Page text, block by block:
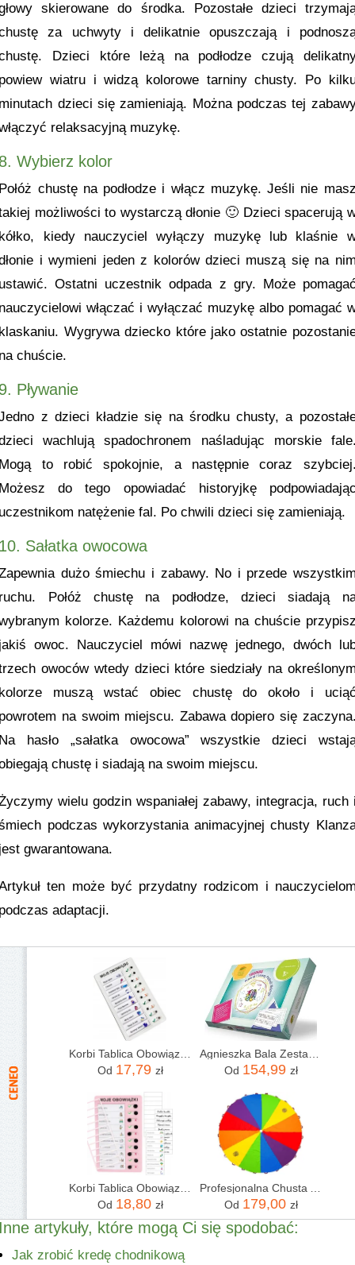
skierowane do środka. Pozostałe dzieci
za uchwyty i delikatnie opuszczają i
Dzieci które leżą na podłodze czują
wiatru i widzą kolorowe tarniny chusty. Po
dzieci się zamieniają. Można podczas tej
relaksacyjną muzykę.
Wybierz kolor
chustę na podłodze i włącz muzykę. Jeśli nie
możliwości to wystarczą dłonie 🙂 Dzieci spacerują
kiedy nauczyciel wyłączy muzykę lub klaśnie
i wymieni jeden z kolorów dzieci muszą się na
Ostatni uczestnik odpada z gry. Może
włączać i wyłączać muzykę albo pomagać
Wygrywa dziecko które jako ostatnie
chuście.
Pływanie
z dzieci kładzie się na środku chusty, a
wachlują spadochronem naśladując morskie
to robić spokojnie, a następnie coraz
do tego opowiadać historyjkę
natężenie fal. Po chwili dzieci się zamieniają.
Sałatka owocowa
dużo śmiechu i zabawy. No i przede
Połóż chustę na podłodze, dzieci siadają
kolorze. Każdemu kolorowi na chuście
owoc. Nauczyciel mówi nazwę jednego, dwóch
owoców wtedy dzieci które siedziały na
muszą wstać obiec chustę do około i
na swoim miejscu. Zabawa dopiero się
hasło „sałatka owocowa” wszystkie dzieci
chustę i siadają na swoim miejscu.
wielu godzin wspaniałej zabawy, integracja, ruch
podczas wykorzystania animacyjnej chusty
gwarantowana.
ten może być przydatny rodzicom i
adaptacji.
Korbi Tablica Obowiązków Motywacyjna Dzieci Po Polsku
Od 17,79 zł
Od 154,99 zł
Korbi Tablica Obowiązków Motywacyjna Dla Dzieci Po Polsku
Od 18,80 zł
Od 179,00 zł
artykuły, które mogą Ci się spodobać:
Jak zrobić kredę chodnikową